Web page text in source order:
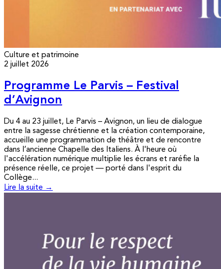
Culture et patrimoine
2 juillet 2026
Programme Le Parvis – Festival
d’Avignon
Du 4 au 23 juillet, Le Parvis – Avignon, un lieu de dialogue
entre la sagesse chrétienne et la création contemporaine,
accueille une programmation de théâtre et de rencontre
dans l’ancienne Chapelle des Italiens. À l'heure où
l'accélération numérique multiplie les écrans et raréfie la
présence réelle, ce projet — porté dans l'esprit du
Collège...
Lire la suite →